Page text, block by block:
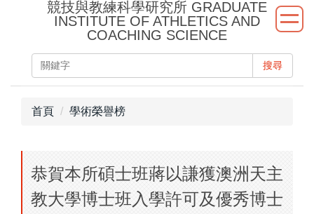
競技與教練科學研究所 GRADUATE
INSTITUTE OF ATHLETICS AND
COACHING SCIENCE
搜尋
首頁 學術榮譽榜
恭賀本所碩士班蔣以謙獲澳洲天主
教大學博士班入學許可及優秀博士